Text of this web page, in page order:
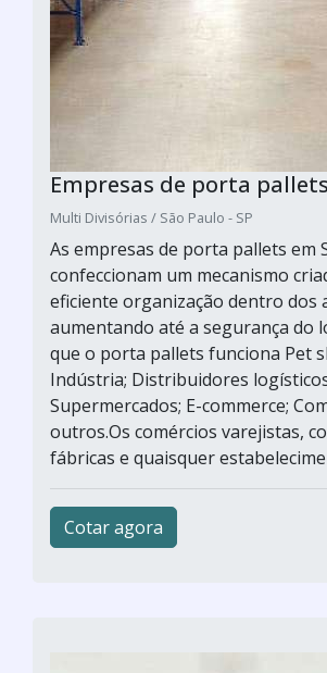
Empresas de porta
Multi Divisórias / São Paulo - SP
As empresas de porta pallets em
confeccionam um mecanismo
eficiente organização dentro dos
aumentando até a segurança do
que o porta pallets funciona Pet
Indústria; Distribuidores
Supermercados; E-commerce;
outros.Os comércios varejistas,
fábricas e quaisquer
Cotar agora